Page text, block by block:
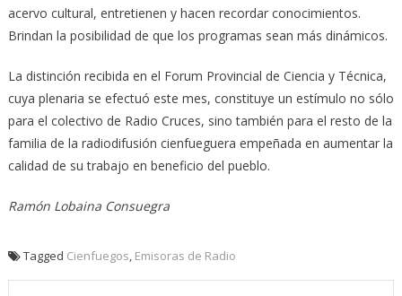
acervo cultural, entretienen y hacen recordar conocimientos.
Brindan la posibilidad de que los programas sean más dinámicos.
La distinción recibida en el Forum Provincial de Ciencia y Técnica,
cuya plenaria se efectuó este mes, constituye un estímulo no sólo
para el colectivo de Radio Cruces, sino también para el resto de la
familia de la radiodifusión cienfueguera empeñada en aumentar la
calidad de su trabajo en beneficio del pueblo.
Ramón Lobaina Consuegra
Tagged Cienfuegos, Emisoras de Radio